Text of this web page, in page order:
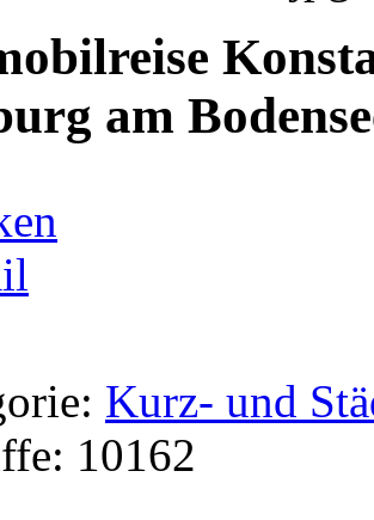
am
Kurz- und
10162